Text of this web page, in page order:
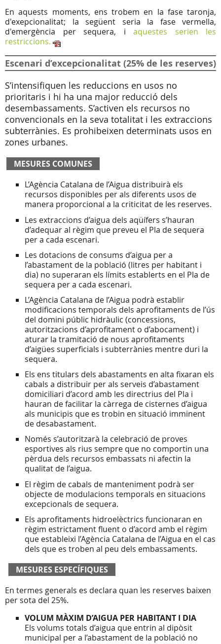
En aquests moments, ens trobem en la fase taronja,
d'exepcionalitat; la següent seria la fase vermella,
d'emergència per sequera, i aquestes serien les
restriccions.
Escenari d’excepcionalitat (25% de les reserves)
S’intensifiquen les reduccions en usos no
prioritaris i hi ha una major reducció dels
desembassaments. S’activen els recursos no
convencionals en la seva totalitat i les extraccions
subterrànies. Es prohibeixen determinats usos en
zones urbanes.
MESURES COMUNES
L’Agència Catalana de l’Aigua distribuirà els
recursos disponibles per als diferents usos de
manera proporcional a la criticitat de les reserves.
Les extraccions d’aigua dels aqüífers s’hauran
d’adequar al règim que preveu el Pla de sequera
per a cada escenari.
Les dotacions de consums d’aigua per a
l’abastament de la població (litres per habitant i
dia) no superaran els límits establerts en el Pla de
sequera per a cada escenari.
L’Agència Catalana de l’Aigua podrà establir
modificacions temporals dels aprofitaments de l’ús
del domini públic hidràulic (concessions,
autoritzacions d’aprofitament o d’abocament) i
aturar la tramitació de nous aprofitaments
d’aigües superficials i subterrànies mentre duri la
sequera.
Els ens titulars dels abastaments en alta fixaran els
cabals a distribuir per als serveis d’abastament
domiciliari d’acord amb les directrius del Pla i
hauran de facilitar la càrrega de cisternes d’aigua
als municipis que es trobin en situació imminent
de desabastament.
Només s’autoritzarà la celebració de proves
esportives als rius sempre que no comportin una
pèrdua dels recursos embassats ni afectin la
qualitat de l’aigua.
El règim de cabals de manteniment podrà ser
objecte de modulacions temporals en situacions
excepcionals de sequera.
Els aprofitaments hidroelèctrics funcionaran en
règim estrictament fluent o d’acord amb el règim
que estableixi l’Agència Catalana de l’Aigua en el cas
dels que es troben al peu dels embassaments.
MESURES ESPECÍFIQUES
En termes generals es declara quan les reserves baixen
per sota del 25%.
VOLUM MÀXIM D’AIGUA PER HABITANT I DIA
Els volums totals d’aigua que entrin al dipòsit
municipal per a l’abastament de la població no